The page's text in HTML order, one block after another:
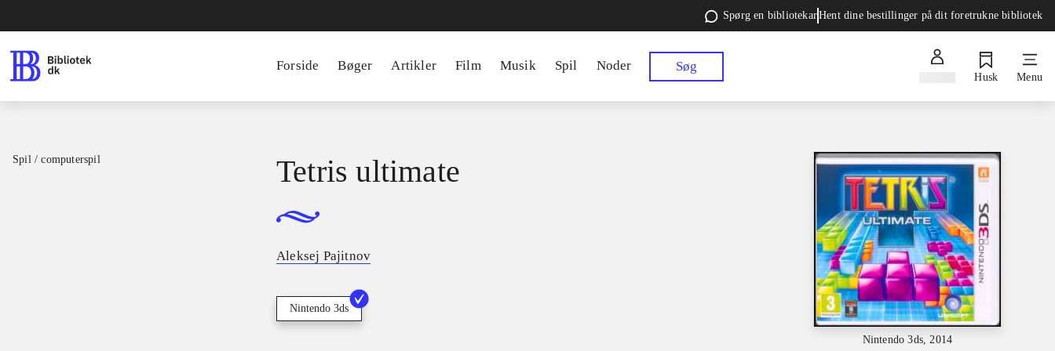
Spørg en bibliotekarHent dine bestillinger på dit foretrukne bibliotek
Forside Bøger Artikler Film Musik Spil Noder Søg
Husk Menu
Spil / computerspil
Nintendo 3ds, 2014
Tetris ultimate
Aleksej Pajitnov
Nintendo 3ds